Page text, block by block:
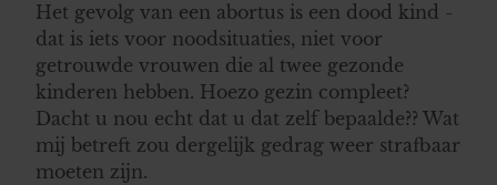
Het gevolg van een abortus is een dood kind -
dat is iets voor noodsituaties, niet voor
getrouwde vrouwen die al twee gezonde
kinderen hebben. Hoezo gezin compleet?
Dacht u nou echt dat u dat zelf bepaalde?? Wat
mij betreft zou dergelijk gedrag weer strafbaar
moeten zijn.